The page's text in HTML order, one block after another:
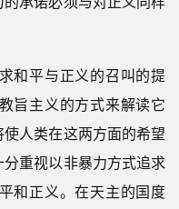
和平与正义的召叫的提
旨主义的方式来解读它
人类在这两方面的希望
重视以非暴力方式追求
和正义。在天主的国度